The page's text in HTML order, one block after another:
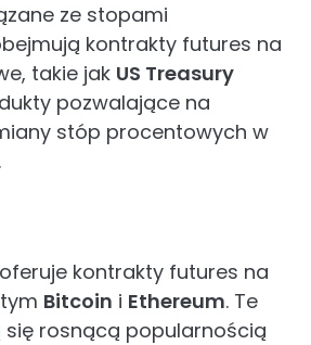
ze stopami
kontrakty futures na
takie jak US Treasury
pozwalające na
stóp procentowych w
oferuje kontrakty futures na
Bitcoin i Ethereum. Te
się rosnącą popularnością